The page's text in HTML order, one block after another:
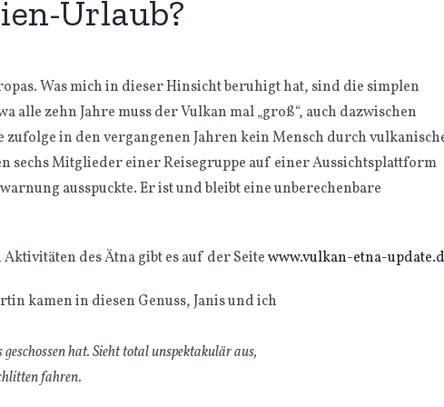
Urlaub?
Was mich in dieser Hinsicht beruhigt hat, sind die simplen
alle zehn Jahre muss der Vulkan mal „groß“, auch dazwischen
in den vergangenen Jahren kein Mensch durch
sechs Mitglieder einer Reisegruppe auf einer Aussichtsplattform
ausspuckte. Er ist und bleibt eine unberechenbare
des Ätna gibt es auf der Seitewww.vulkan-etna-
hat. Sieht total unspektakulär aus,
fahren.